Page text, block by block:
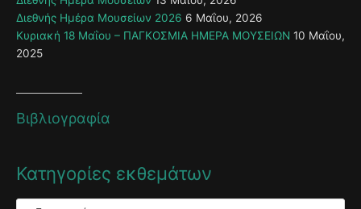
Διεθνής Ημέρα Μουσείων 2026 6 Μαΐου, 2026
Κυριακή 18 Μαΐου – ΠΑΓΚΟΣΜΙΑ ΗΜΕΡΑ ΜΟΥΣΕΙΩΝ 10 Μαΐου,
2025
Βιβλιογραφία
Κατηγορίες εκθεμάτων